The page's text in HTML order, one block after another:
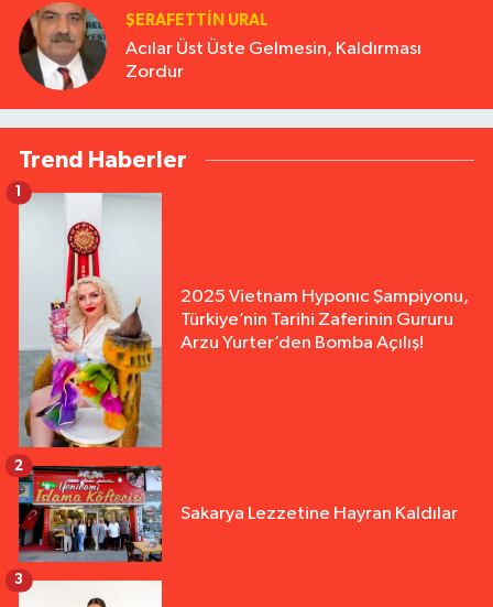
ŞERAFETTIN URAL
Acılar Üst Üste Gelmesin, Kaldırması
Zordur
Trend Haberler
2025 Vietnam Hyponıc Şampiyonu,
Türkiye’nin Tarihi Zaferinin Gururu
Arzu Yurter’den Bomba Açılış!
1
Sakarya Lezzetine Hayran Kaldılar
2
3